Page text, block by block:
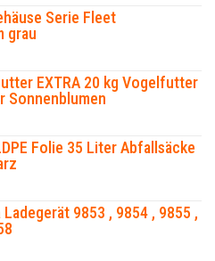
Serie Fleet
grau
EXTRA 20 kg Vogelfutter
Sonnenblumen
Folie 35 Liter Abfallsäcke
Ladegerät 9853 , 9854 , 9855 ,